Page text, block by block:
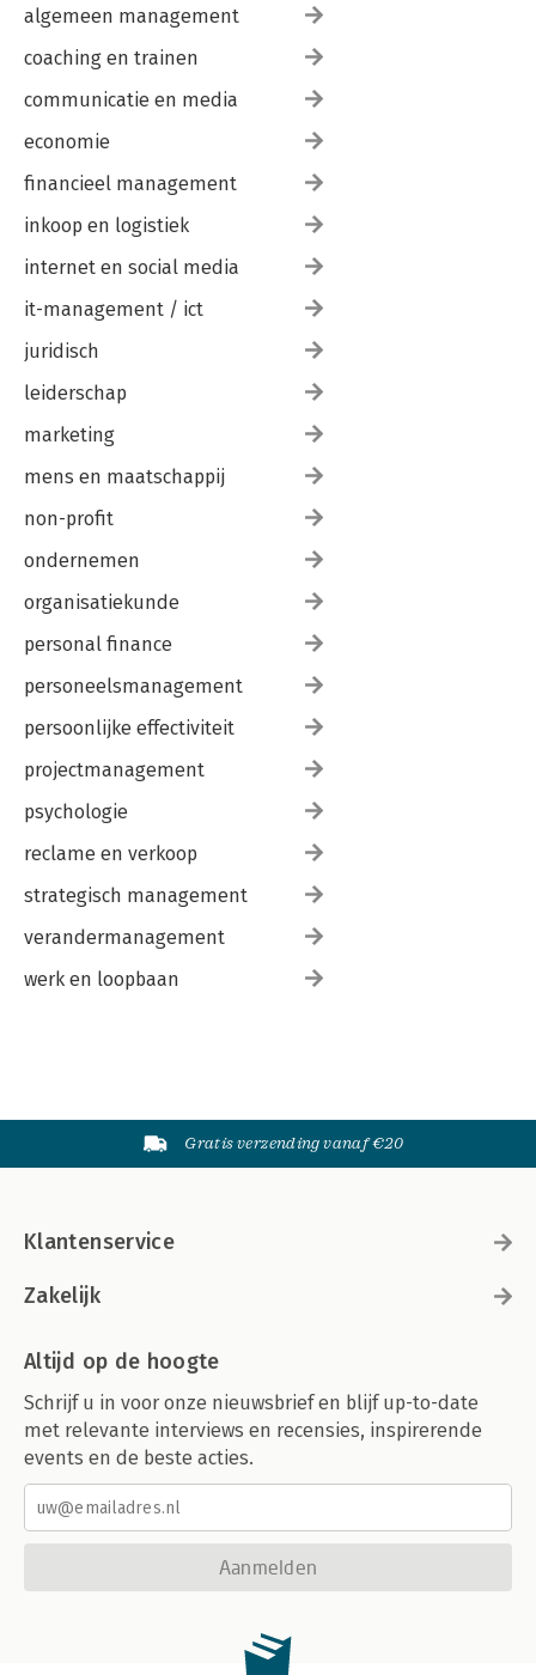
algemeen management
coaching en trainen
communicatie en media
economie
financieel management
inkoop en logistiek
internet en social media
it-management / ict
juridisch
leiderschap
marketing
mens en maatschappij
non-profit
ondernemen
organisatiekunde
personal finance
personeelsmanagement
persoonlijke effectiviteit
projectmanagement
psychologie
reclame en verkoop
strategisch management
verandermanagement
werk en loopbaan
Gratis verzending vanaf €20
Klantenservice
Zakelijk
Altijd op de hoogte
Schrijf u in voor onze nieuwsbrief en blijf up-to-date
met relevante interviews en recensies, inspirerende
events en de beste acties.
Aanmelden